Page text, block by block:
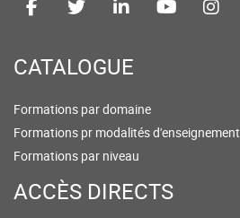
CATALOGUE
Formations par domaine
Formations pr modalités d'enseignement
Formations par niveau
ACCÈS DIRECTS